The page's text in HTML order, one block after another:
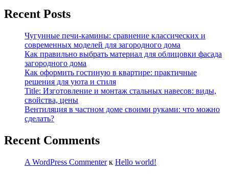
Recent Posts
Чугунные печи-камины: сравнение классических и
современных моделей для загородного дома
Как правильно выбрать материал для облицовки фасада
загородного дома
Как оформить гостиную в квартире: практичные
решения для уюта и стиля
Title: Изготовление и монтаж стальных навесов: виды,
свойства, цены
Вентиляция в частном доме своими руками: что можно
сделать?
Recent Comments
A WordPress Commenterк Hello world!